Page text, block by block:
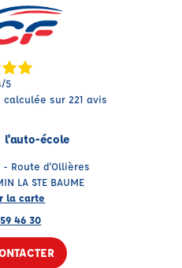
5
calculée sur 221 avis
l'auto-école
Route d'Ollières
LA STE BAUME
la carte
46 30